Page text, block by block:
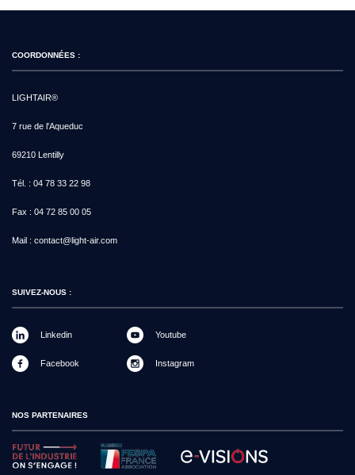
COORDONNÉES :
LIGHTAIR®
7 rue de l'Aqueduc
69210 Lentilly
Tél. : 04 78 33 22 98
Fax : 04 72 85 00 05
Mail : contact@light-air.com
SUIVEZ-NOUS :
Linkedin
Facebook
Youtube
Instagram
NOS PARTENAIRES